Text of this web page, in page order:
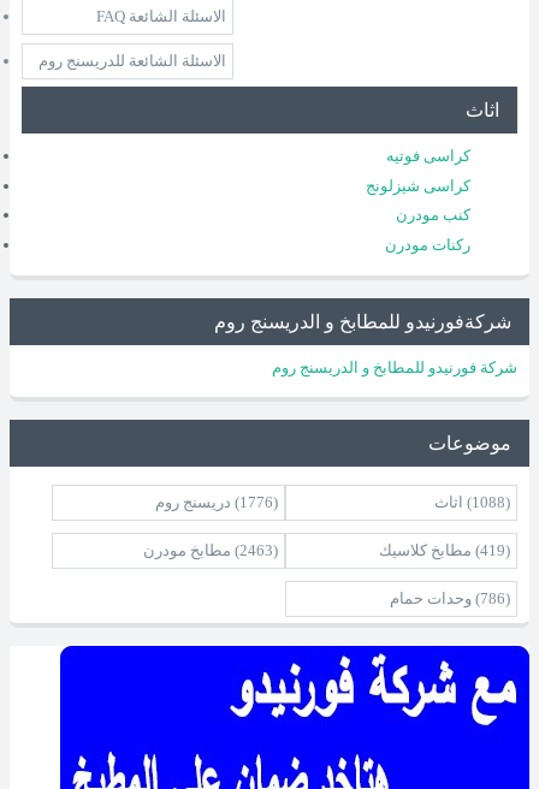
الاسئلة الشائعة FAQ
الاسئلة الشائعة للدريسنج روم
اثاث
كراسى فوتيه
كراسى شيزلونج
كنب مودرن
ركنات مودرن
شركةفورنيدو للمطابخ و الدريسنج روم
شركة فورنيدو للمطابخ و الدريسنج روم
موضوعات
اثاث (1088) دريسنج روم (1776)
مطابخ كلاسيك (419) مطابخ مودرن (2463)
وحدات حمام (786)